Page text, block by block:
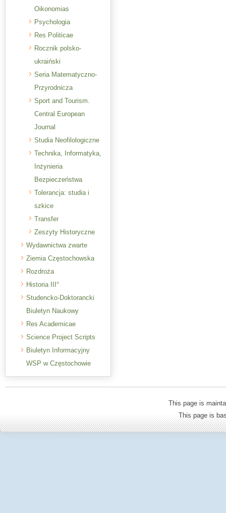
Oikonomias
Psychologia
Res Politicae
Rocznik polsko-
ukraiński
Seria Matematyczno-
Przyrodnicza
Sport and Tourism.
Central European
Journal
Studia Neofilologiczne
Technika, Informatyka,
Inżynieria
Bezpieczeństwa
Tolerancja: studia i
szkice
Transfer
Zeszyty Historyczne
Wydawnictwa zwarte
Ziemia Częstochowska
Rozdroża
Historia III°
Studencko-Doktorancki
Biuletyn Naukowy
Res Academicae
Science Project Scripts
Biuletyn Informacyjny
WSP w Częstochowie
This page is
This page is